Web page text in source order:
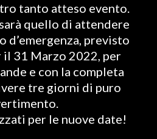
tanto atteso evento.
quello di attendere
d’emergenza, previsto
il 31 Marzo 2022, per
e con la completa
tre giorni di puro
per le nuove date!